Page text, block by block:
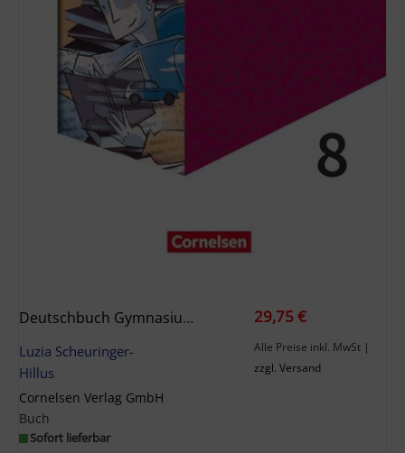
Deutschbuch Gymnasium 8. Schuljahr - Berlin, Brandenburg, Mecklenburg-Vorpommern, Sachsen, Sachsen-Anhalt Und Thüringen - Schülerbuch
Luzia Scheuringer-
Hillus
Cornelsen Verlag GmbH
Buch
Sofort lieferbar
29,75 €
Alle Preise inkl. MwSt |
zzgl. Versand